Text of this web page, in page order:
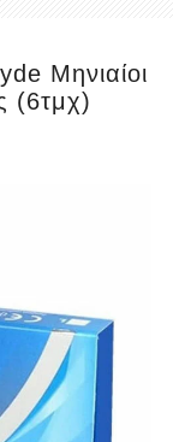
Μηνιαίοι
(6τμχ)